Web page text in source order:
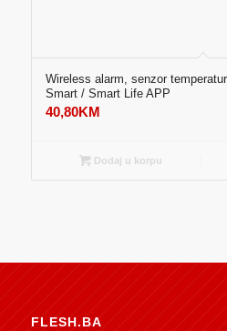
Wireless alarm, senzor
Smart / Smart Life APP
40,80KM
Dodaj u korpu
FLESH.BA